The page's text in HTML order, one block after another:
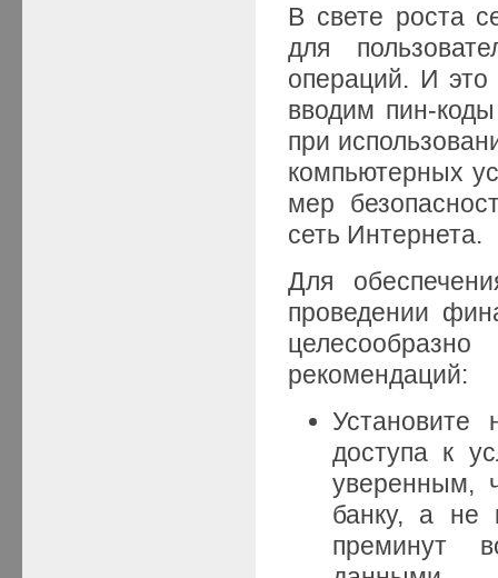
В свете роста
для
операций. И
вводим пин-
при
компьютерных
мер
сеть Интернета.
Для
проведении
рекомендаций:
Установите
доступа к
уверенным,
банку, а не
преминут